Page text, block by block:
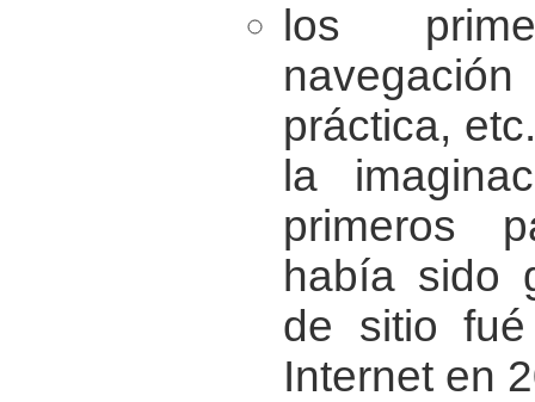
los
práctica,
la
primeros
había sido
de sitio
Internet en